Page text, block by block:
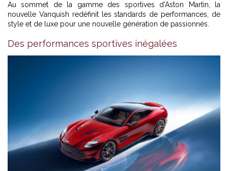
Au sommet de la gamme des sportives d'Aston Martin, la
nouvelle Vanquish redéfinit les standards de performances, de
style et de luxe pour une nouvelle génération de passionnés.
Des performances sportives inégalées